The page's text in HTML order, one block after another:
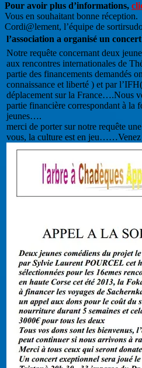
Pour avoir plus d’informations,
Vous en souhaitant bonne réception.
Cordi@lement, l’équipe de
l’association a organisé un
Notre requête concernant deux
aux rencontres internationales de
partie des financements demandés
connaissance et liberté ) et par
déplacement sur la France….Nous
partie financière correspondant à la
jeunes….
merci de porter sur notre requête
vous, la culture est en jeu……Venez